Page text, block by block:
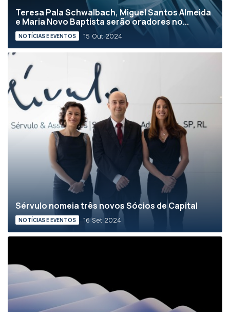
Teresa Pala Schwalbach, Miguel Santos Almeida
e Maria Novo Baptista serão oradores no...
NOTÍCIAS E EVENTOS 15 Out 2024
Sérvulo nomeia três novos Sócios de Capital
NOTÍCIAS E EVENTOS 16 Set 2024